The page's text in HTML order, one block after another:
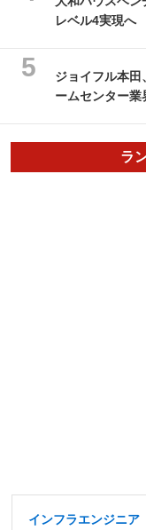
レベル4実現へ
ジョイフル本
ームセンター
ラ
インフラエンジニア